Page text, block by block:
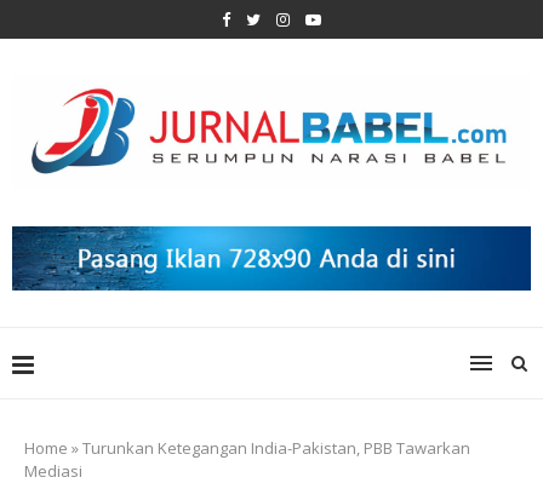
Home »Turunkan Ketegangan India-Pakistan, PBB Tawarkan
Mediasi